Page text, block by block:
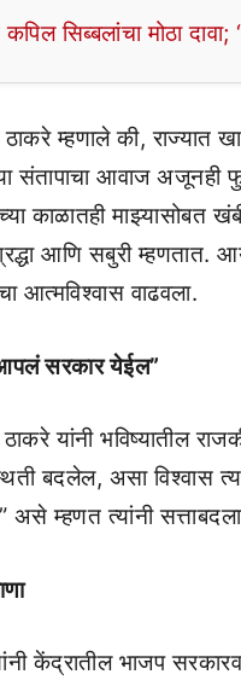
कपिल सिब्बलांचा मोठा
म्हणाले की, राज्यात
संतापाचा आवाज अजूनही
माझ्यासोबत
आणि सबुरी
आत्मविश्वास वाढवला.
सरकार येईल”
ठाकरे यांनी भविष्यातील
बदलेल, असा विश्वास
म्हणत त्यांनी
केंद्रातील भाजप